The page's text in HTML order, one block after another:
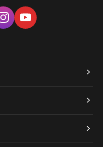
instagramyoutube